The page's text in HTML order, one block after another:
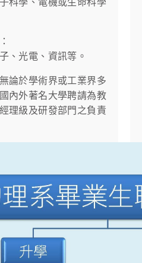
學、電機或生命科學
光電、資訊等。
論於學術界或工業界多
內外著名大學聘請為教
理級及研發部門之負責